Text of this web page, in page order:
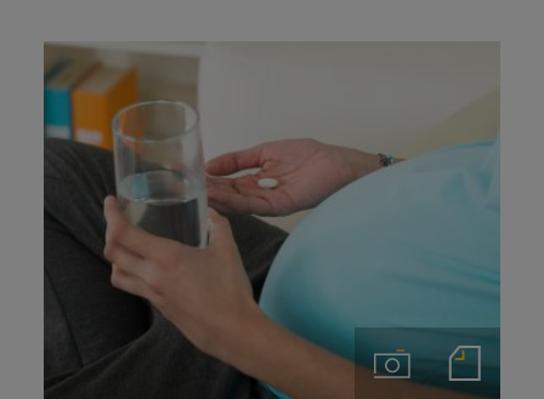
ImágenesNotas de prensa